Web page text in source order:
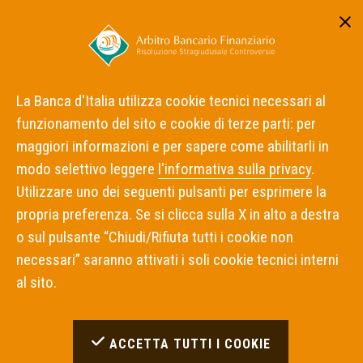
Home
Cos'è l'ABF
L'Arbitro per le Controversie Finanziarie
L'Arbitro per le Controversie
Finanziarie
L'Arbitro per le Controversie
Finanziarie operante presso la
Consob e il Protocollo d'Intesa
La Banca d'Italia utilizza cookie tecnici necessari al
funzionamento del sito e cookie di terze parti: per
maggiori informazioni e per sapere come abilitarli in
modo selettivo leggere l'informativa sulla privacy.
Utilizzare uno dei seguenti pulsanti per esprimere la
propria preferenza. Se si clicca sulla X in alto a destra
o sul pulsante “Chiudi/Rifiuta tutti i cookie non
necessari” saranno attivati i soli cookie tecnici interni
al sito.
ACCETTA TUTTI I COOKIE